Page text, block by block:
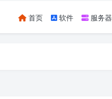
首页 软件 服务器